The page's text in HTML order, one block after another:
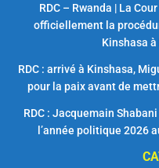
RDC – Rwanda | La
officiellement la
Kinshasa
RDC : arrivé à Kinshasa,
pour la paix avant de
RDC : Jacquemain
l’année politique 2026